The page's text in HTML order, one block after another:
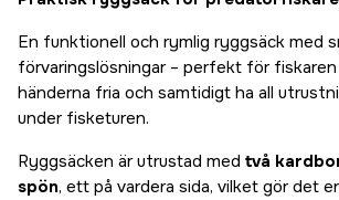
En funktionell och rymlig ryggsäck med
förvaringslösningar – perfekt för fiskaren
händerna fria och samtidigt ha all
under fisketuren.
Ryggsäcken är utrustad med två
spön, ett på vardera sida, vilket gör det